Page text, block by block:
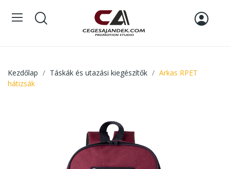
Kezdőlap Táskák és utazási kiegészítők
Arkas RPET
hátizsák